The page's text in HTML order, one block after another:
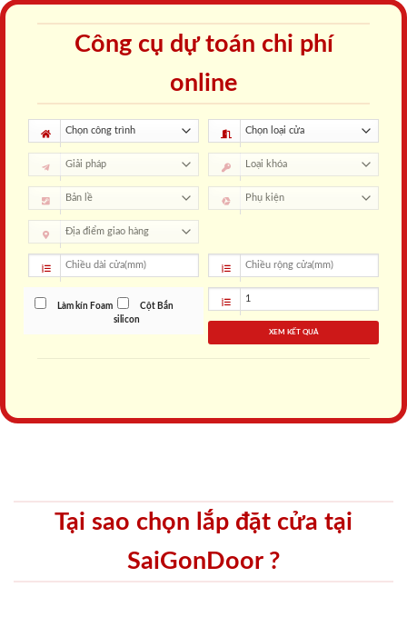
Công cụ dự toán chi phí
online
Làm kín Foam
Cột Bắn
silicon
XEM KẾT QUẢ
Tại sao chọn lắp đặt cửa tại
SaiGonDoor ?